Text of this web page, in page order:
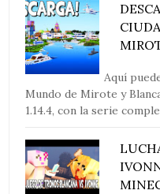
Aquí
Mundo de Mirote y
1.14.4, con la serie